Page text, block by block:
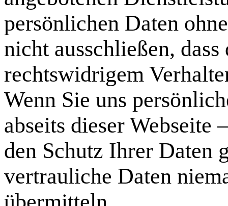
persönlichen Daten
nicht ausschließen,
rechtswidrigem
Wenn Sie uns
abseits dieser Webseite
den Schutz Ihrer Daten
vertrauliche Daten